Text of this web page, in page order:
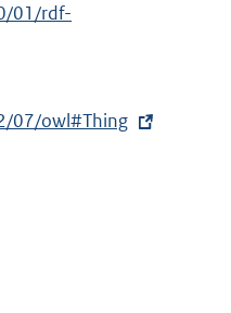
01/rdf-
07/owl#Thing